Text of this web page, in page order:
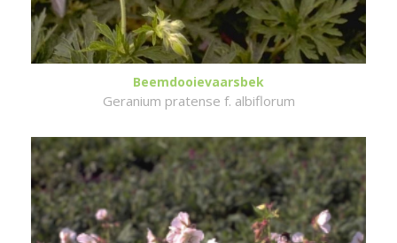
Beemdooievaarsbek
Geranium pratense f. albiflorum